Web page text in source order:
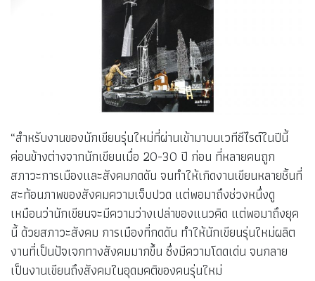
“สำหรับงานของนักเขียนรุ่นใหม่ที่ผ่านเข้ามาบนเวทีซีไรต์ในปีนี้
ค่อนข้างต่างจากนักเขียนเมื่อ 20-30 ปี ก่อน ที่หลายคนถูก
สภาวะการเมืองและสังคมกดดัน จนทำให้เกิดงานเขียนหลายชิ้นที่
สะท้อนภาพของสังคมความเจ็บปวด แต่พอมาถึงช่วงหนึ่งดู
เหมือนว่านักเขียนจะมีความว่างเปล่าของแนวคิด แต่พอมาถึงยุค
นี้ ด้วยสภาวะสังคม การเมืองที่กดดัน ทำให้นักเขียนรุ่นใหม่ผลิต
งานที่เป็นปัจเจกทางสังคมมากขึ้น ซึ่งมีความโดดเด่น จนกลาย
เป็นงานเขียนถึงสังคมในอุดมคติของคนรุ่นใหม่